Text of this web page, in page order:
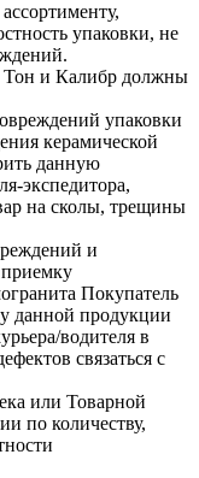
упаковки, не
Тон и Калибр должны
упаковки
керамической
данную
экспедитора,
на сколы, трещины
и
Покупатель
данной продукции
водителя в
связаться с
или Товарной
по количеству,